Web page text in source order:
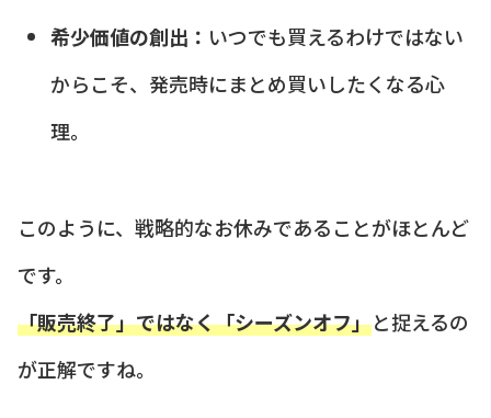
希少価値の創出： いつでも買えるわけではない
からこそ、発売時にまとめ買いしたくなる心
理。
このように、戦略的なお休みであることがほとんど
です。
「販売終了」ではなく「シーズンオフ」と捉えるの
が正解ですね。